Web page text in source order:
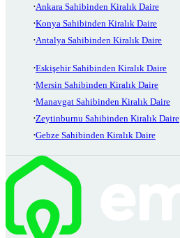
Ankara Sahibinden Kiralık Daire
Konya Sahibinden Kiralık Daire
Antalya Sahibinden Kiralık Daire
Eskişehir Sahibinden Kiralık Daire
Mersin Sahibinden Kiralık Daire
Manavgat Sahibinden Kiralık Daire
Zeytinburnu Sahibinden Kiralık Daire
Gebze Sahibinden Kiralık Daire